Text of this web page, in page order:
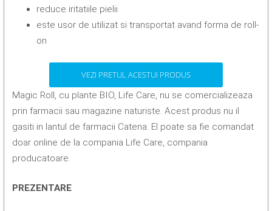
reduce iritatiile pielii
este usor de utilizat si transportat avand forma de roll-
on
VEZI PRETUL ACESTUI PRODUS
Magic Roll, cu plante BIO, Life Care, nu se comercializeaza
prin farmacii sau magazine naturiste. Acest produs nu il
gasiti in lantul de farmacii Catena. El poate sa fie comandat
doar online de la compania Life Care, compania
producatoare.
PREZENTARE